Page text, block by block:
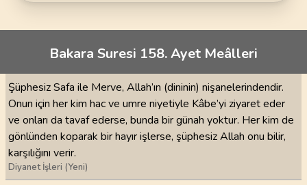
Bakara Suresi 158. Ayet Meâlleri
Şüphesiz Safa ile Merve, Allah’ın (dininin) nişanelerindendir.
Onun için her kim hac ve umre niyetiyle Kâbe’yi ziyaret eder
ve onları da tavaf ederse, bunda bir günah yoktur. Her kim de
gönlünden koparak bir hayır işlerse, şüphesiz Allah onu bilir,
karşılığını verir.
Diyanet İşleri (Yeni)